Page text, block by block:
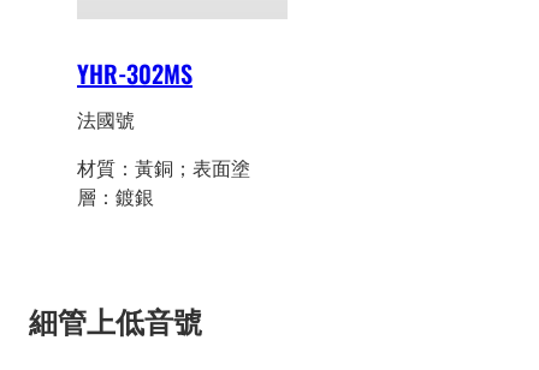
YHR-302MS
法國號
材質：黃銅；表面塗
層：鍍銀
細管上低音號